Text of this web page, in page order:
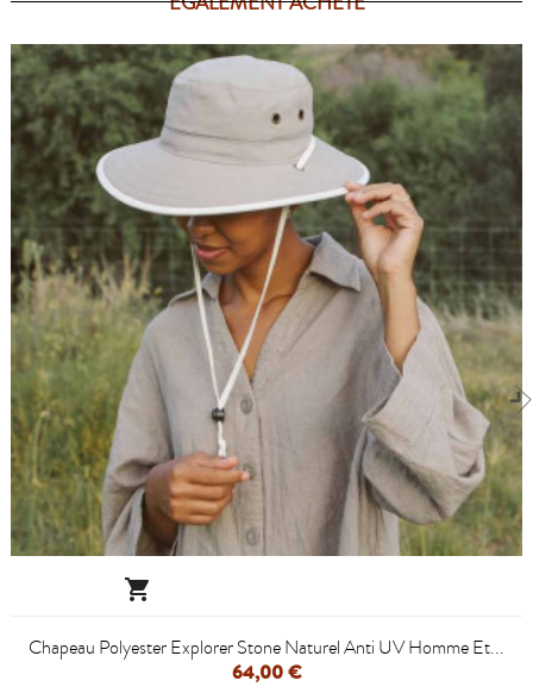

Chapeau Polyester Explorer Stone Naturel Anti UV Homme Et...
64,00 €